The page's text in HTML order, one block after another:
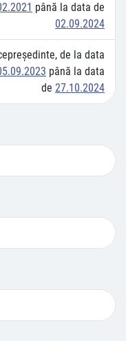
până la data de
02.09.2024
de la data
până la data
de 27.10.2024